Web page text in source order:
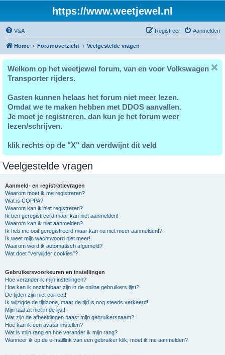
https://www.weetjewel.nl
V&A Aanmelden
Registreer
Home Forumoverzicht Veelgestelde vragen
Welkom op het weetjewel forum, van en voor Volkswagen
Transporter rijders.
Gasten kunnen helaas het forum niet meer lezen.
Omdat we te maken hebben met DDOS aanvallen.
Je moet je registreren, dan kun je het forum weer
lezen/schrijven.
klik rechts op de "X" dan verdwijnt dit veld
Veelgestelde vragen
Aanmeld- en registratievragen
Waarom moet ik me registreren?
Wat is COPPA?
Waarom kan ik niet registreren?
Ik ben geregistreerd maar kan niet aanmelden!
Waarom kan ik niet aanmelden?
Ik heb me ooit geregistreerd maar kan nu niet meer aanmelden!?
Ik weet mijn wachtwoord niet meer!
Waarom word ik automatisch afgemeld?
Wat doet "verwijder cookies"?
Gebruikersvoorkeuren en instellingen
Hoe verander ik mijn instellingen?
Hoe kan ik onzichtbaar zijn in de online gebruikers lijst?
De tijden zijn niet correct!
Ik wijzigde de tijdzone, maar de tijd is nog steeds verkeerd!
Mijn taal zit niet in de lijst!
Wat zijn de afbeeldingen naast mijn gebruikersnaam?
Hoe kan ik een avatar instellen?
Wat is mijn rang en hoe verander ik mijn rang?
Wanneer ik op de e-maillink van een gebruiker klik, moet ik me aanmelden?